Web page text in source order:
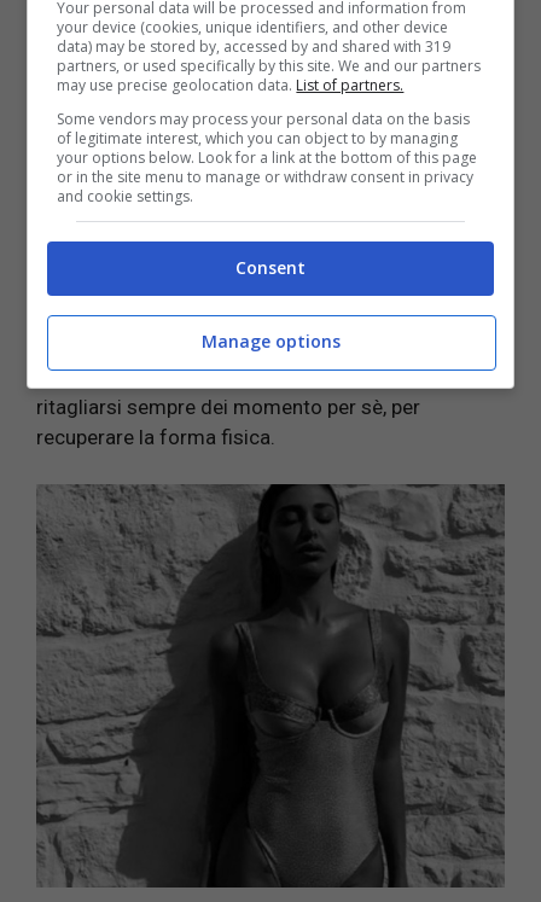
già in una forma meravigliosa! Credo l’aiuti
moltissimo il suo carattere oltre che la sua genetica!
Sempre solare e positiva “.
Il segreto della forma smagliante della showgirl
dopo aver dato alla luce la sua piccola è
sicuramente la grande determinazione e caparbietà
che l’ha sempre contraddistinta.
Leggi anche:
SUA FORMA IN GRAVIDANZA
Nonostante la nuova arrivata, Luna Marì, richieda
molte attenzioni per sé, la bella argentina riesce a
ritagliarsi sempre dei momento per sè, per
recuperare la forma fisica.
Your personal data will be processed and information from
your device (cookies, unique identifiers, and other device
data) may be stored by, accessed by and shared with 319
partners, or used specifically by this site. We and our partners
may use precise geolocation data. List of partners.
Some vendors may process your personal data on the basis
of legitimate interest, which you can object to by managing
your options below. Look for a link at the bottom of this page
or in the site menu to manage or withdraw consent in privacy
and cookie settings.
Consent
Manage options